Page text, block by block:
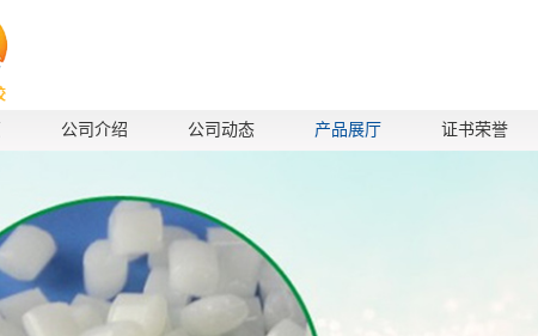
公司介绍 公司动态 产品展厅 证书荣誉